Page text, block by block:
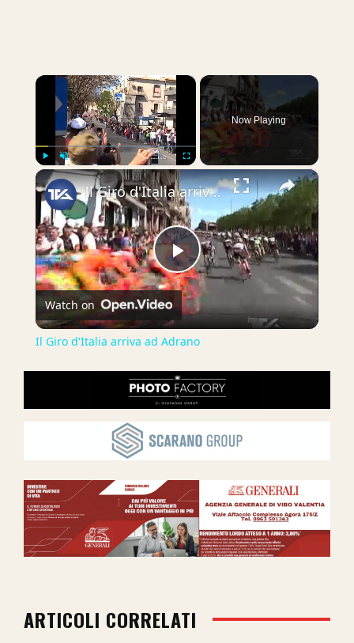
×
Play Unmute Fullscreen
Now Playing
×
Play
Video
Il Giro d'Italia arriva ad Adrano
Watch on
Il Giro d'Italia arriva ad Adrano
ARTICOLI CORRELATI